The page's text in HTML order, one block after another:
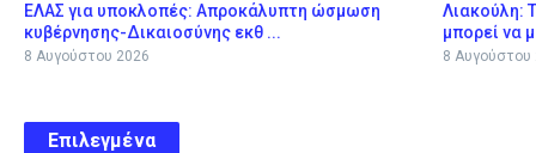
ΕΛΑΣ για υποκλοπές: Απροκάλυπτη ώσμωση
κυβέρνησης-Δικαιοσύνης εκθ ...
8 Αυγούστου 2026
Λιακούλη:
μπορεί να
8 Αυγούστου
Επιλεγμένα